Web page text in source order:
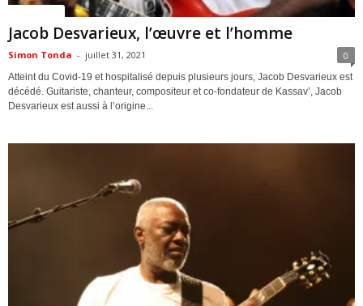
Jacob Desvarieux, l’œuvre et l’homme
Simon Tonda - juillet 31, 2021 0
Atteint du Covid-19 et hospitalisé depuis plusieurs jours, Jacob Desvarieux est
décédé. Guitariste, chanteur, compositeur et co-fondateur de Kassav’, Jacob
Desvarieux est aussi à l’origine...